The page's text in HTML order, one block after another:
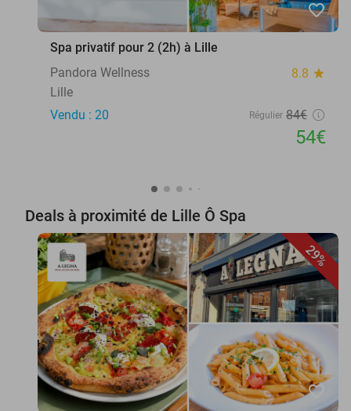
favorite_border
Spa privatif pour 2 (2h) à Lille
Pandora Wellness
8.8 star
Lille
Vendu : 20
Régulier 84€
54€
Deals à proximité de Lille Ô Spa
29%
favorite_border